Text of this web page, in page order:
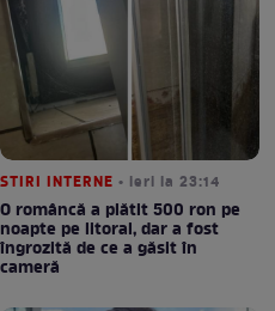
STIRI INTERNE • ieri la 23:14
O româncă a plătit 500 ron pe
noapte pe litoral, dar a fost
îngrozită de ce a găsit în
cameră